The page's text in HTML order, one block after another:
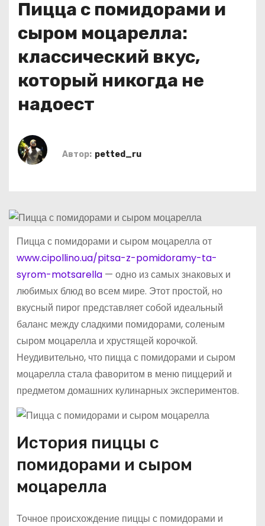
Пицца с помидорами и
сыром моцарелла:
классический вкус,
который никогда не
надоест
Автор: petted_ru
Пицца с помидорами и сыром моцарелла от
www.cipollino.ua/pitsa-z-pomidoramy-ta-
syrom-motsarella— одно из самых знаковых и
любимых блюд во всем мире. Этот простой, но
вкусный пирог представляет собой идеальный
баланс между сладкими помидорами, соленым
сыром моцарелла и хрустящей корочкой.
Неудивительно, что пицца с помидорами и сыром
моцарелла стала фаворитом в меню пиццерий и
предметом домашних кулинарных экспериментов.
История пиццы с
помидорами и сыром
моцарелла
Точное происхождение пиццы с помидорами и